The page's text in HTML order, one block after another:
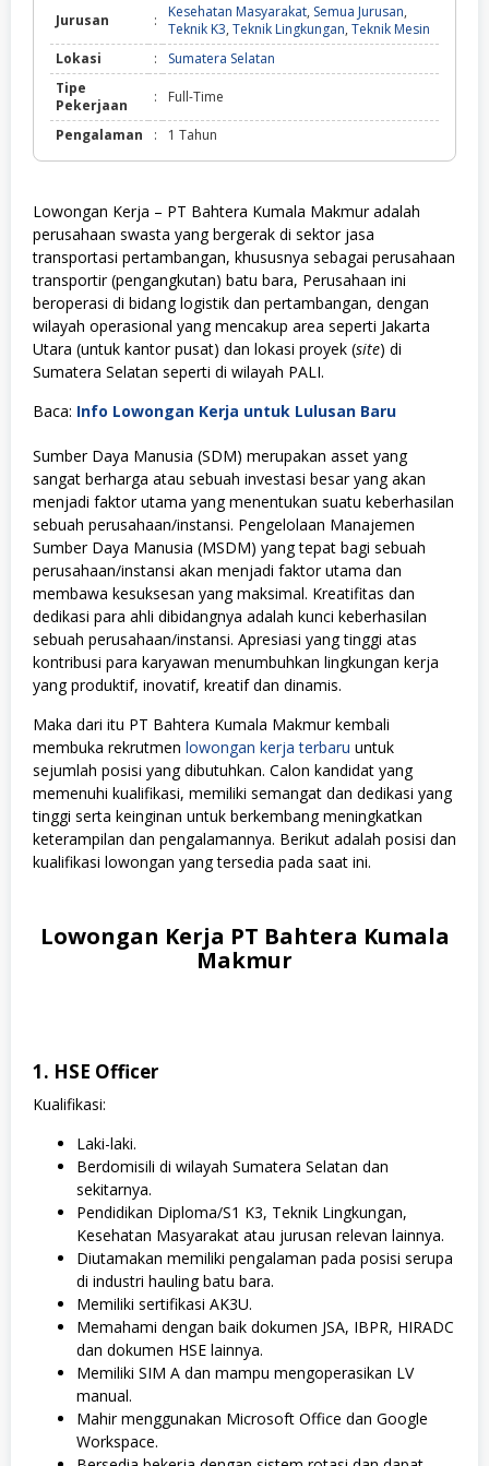
Jurusan : Kesehatan Masyarakat, Semua Jurusan,
Teknik K3, Teknik Lingkungan, Teknik Mesin
Lokasi
:
Sumatera Selatan
Tipe
Pekerjaan
: Full-Time
Pengalaman : 1 Tahun
Lowongan Kerja – PT Bahtera Kumala Makmur adalah
perusahaan swasta yang bergerak di sektor jasa
transportasi pertambangan, khususnya sebagai perusahaan
transportir (pengangkutan) batu bara, Perusahaan ini
beroperasi di bidang logistik dan pertambangan, dengan
wilayah operasional yang mencakup area seperti Jakarta
Utara (untuk kantor pusat) dan lokasi proyek (site) di
Sumatera Selatan seperti di wilayah PALI.
Baca: Info Lowongan Kerja untuk Lulusan Baru
Sumber Daya Manusia (SDM) merupakan asset yang
sangat berharga atau sebuah investasi besar yang akan
menjadi faktor utama yang menentukan suatu keberhasilan
sebuah perusahaan/instansi. Pengelolaan Manajemen
Sumber Daya Manusia (MSDM) yang tepat bagi sebuah
perusahaan/instansi akan menjadi faktor utama dan
membawa kesuksesan yang maksimal. Kreatifitas dan
dedikasi para ahli dibidangnya adalah kunci keberhasilan
sebuah perusahaan/instansi. Apresiasi yang tinggi atas
kontribusi para karyawan menumbuhkan lingkungan kerja
yang produktif, inovatif, kreatif dan dinamis.
Maka dari itu PT Bahtera Kumala Makmur kembali
membuka rekrutmen lowongan kerja terbaru untuk
sejumlah posisi yang dibutuhkan. Calon kandidat yang
memenuhi kualifikasi, memiliki semangat dan dedikasi yang
tinggi serta keinginan untuk berkembang meningkatkan
keterampilan dan pengalamannya. Berikut adalah posisi dan
kualifikasi lowongan yang tersedia pada saat ini.
Lowongan Kerja PT Bahtera Kumala
Makmur
1. HSE Officer
Kualifikasi:
Laki-laki.
Berdomisili di wilayah Sumatera Selatan dan
sekitarnya.
Pendidikan Diploma/S1 K3, Teknik Lingkungan,
Kesehatan Masyarakat atau jurusan relevan lainnya.
Diutamakan memiliki pengalaman pada posisi serupa
di industri hauling batu bara.
Memiliki sertifikasi AK3U.
Memahami dengan baik dokumen JSA, IBPR, HIRADC
dan dokumen HSE lainnya.
Memiliki SIM A dan mampu mengoperasikan LV
manual.
Mahir menggunakan Microsoft Office dan Google
Workspace.